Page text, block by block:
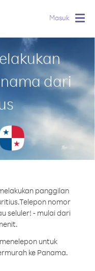
Masuk
dari
panggilan
Telepon nomor
seluler! - mulai dari
untuk
ke Panama.